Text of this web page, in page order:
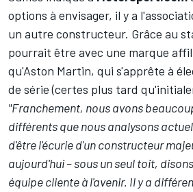
options à envisager, il y a
un autre constructeur. Grâce au
pourrait être avec une marque
qu'Aston Martin, qui s'apprête à
de série (certes plus tard
"Franchement, nous avons
différents que nous analysons
d'être l'écurie d'un constructeur
aujourd'hui – sous un seul toit,
équipe cliente à l'avenir. Il y a